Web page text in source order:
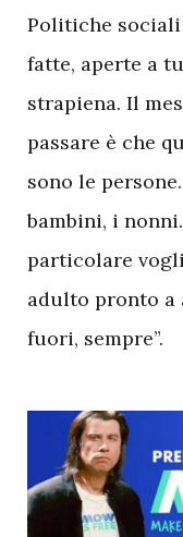
Politiche sociali
fatte, aperte a
strapiena. Il
passare è che
sono le
bambini, i
particolare
adulto pronto a
fuori, sempre”.